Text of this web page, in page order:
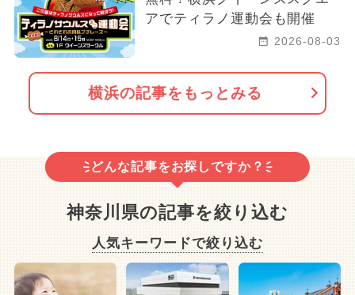
アでティラノ運動会も開催
2026-08-03
横浜の記事をもっとみる
どんな記事をお探しですか？
神奈川県の記事を絞り込む
人気キーワードで絞り込む